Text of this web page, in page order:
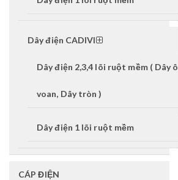
Dây điện CADIVI
Dây điện 2,3,4 lõi ruột mềm ( Dây ô
voan, Dây tròn )
Dây điện 1 lõi ruột mềm
CÁP ĐIỆN